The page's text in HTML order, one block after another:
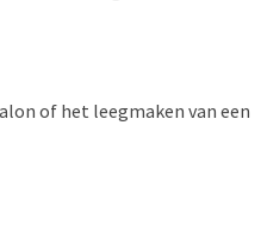
of het leegmaken van een